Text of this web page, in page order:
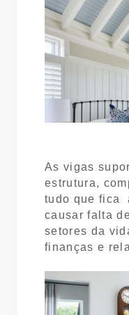
As vigas
estrutura,
tudo que fica
causar falta
setores da
finanças e